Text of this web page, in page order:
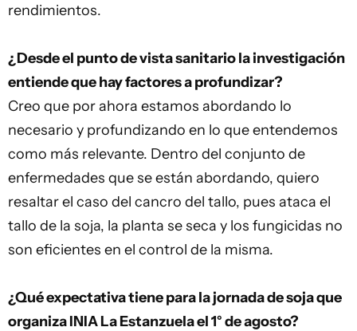
rendimientos.
¿Desde el punto de vista sanitario la investigación
entiende que hay factores a profundizar?
Creo que por ahora estamos abordando lo
necesario y profundizando en lo que entendemos
como más relevante. Dentro del conjunto de
enfermedades que se están abordando, quiero
resaltar el caso del cancro del tallo, pues ataca el
tallo de la soja, la planta se seca y los fungicidas no
son eficientes en el control de la misma.
¿Qué expectativa tiene para la jornada de soja que
organiza INIA La Estanzuela el 1° de agosto?